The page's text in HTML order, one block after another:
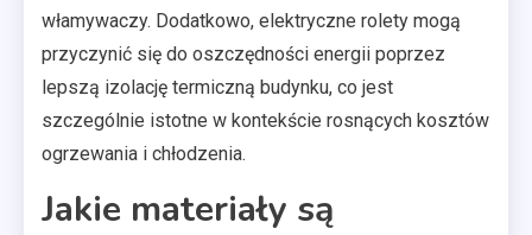
włamywaczy. Dodatkowo, elektryczne rolety mogą
przyczynić się do oszczędności energii poprzez
lepszą izolację termiczną budynku, co jest
szczególnie istotne w kontekście rosnących kosztów
ogrzewania i chłodzenia.
Jakie materiały są